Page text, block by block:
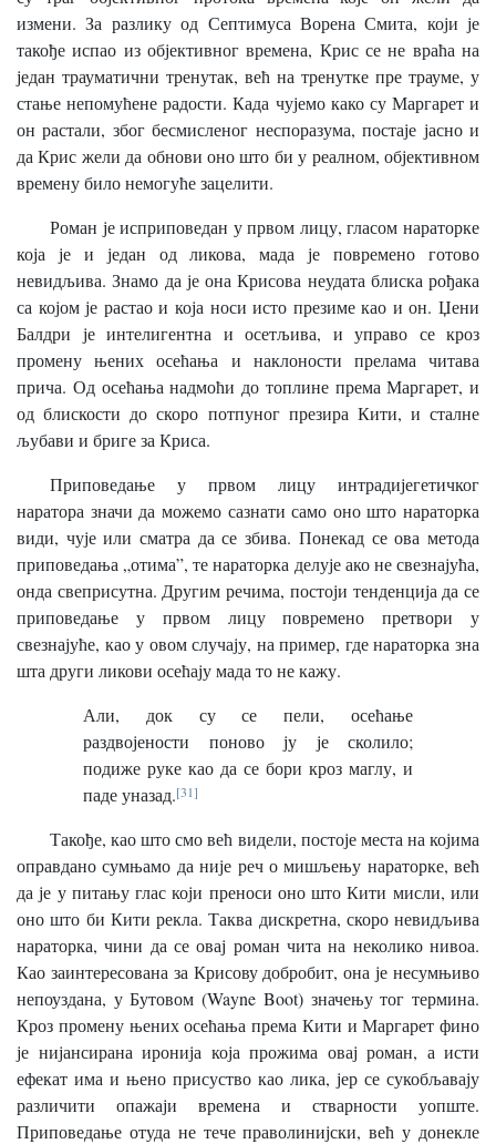
измени. За разлику од Септимуса Ворена Смита, који је
такође испао из објективног времена, Крис се не враћа на
један трауматични тренутак, већ на тренутке пре трауме, у
стање непомућене радости. Када чујемо како су Маргарет и
он растали, због бесмисленог неспоразума, постаје јасно и
да Крис жели да обнови оно што би у реалном, објективном
времену било немогуће зацелити.
Роман је исприповедан у првом лицу, гласом нараторке
која је и један од ликова, мада је повремено готово
невидљива. Знамо да је она Крисова неудата блиска рођака
са којом је растао и која носи исто презиме као и он. Џени
Балдри је интелигентна и осетљива, и управо се кроз
промену њених осећања и наклоности прелама читава
прича. Од осећања надмоћи до топлине према Маргарет, и
од блискости до скоро потпуног презира Кити, и сталне
љубави и бриге за Криса.
Приповедање у првом лицу интрадијегетичког
наратора значи да можемо сазнати само оно што нараторка
види, чује или сматра да се збива. Понекад се ова метода
приповедања „отима”, те нараторка делује ако не свезнајућа,
онда свеприсутна. Другим речима, постоји тенденција да се
приповедање у првом лицу повремено претвори у
свезнајуће, као у овом случају, на пример, где нараторка зна
шта други ликови осећају мада то не кажу.
Али, док су се пели, осећање
раздвојености поново ју је сколило;
подиже руке као да се бори кроз маглу, и
паде уназад.[31]
Такође, као што смо већ видели, постоје места на којима
оправдано сумњамо да није реч о мишљењу нараторке, већ
да је у питању глас који преноси оно што Кити мисли, или
оно што би Кити рекла. Таква дискретна, скоро невидљива
нараторка, чини да се овај роман чита на неколико нивоа.
Као заинтересована за Крисову добробит, она је несумњиво
непоуздана, у Бутовом (Wayne Boot) значењу тог термина.
Кроз промену њених осећања према Кити и Маргарет фино
је нијансирана иронија која прожима овај роман, а исти
ефекат има и њено присуство као лика, јер се сукобљавају
различити опажаји времена и стварности уопште.
Приповедање отуда не тече праволинијски, већ у донекле